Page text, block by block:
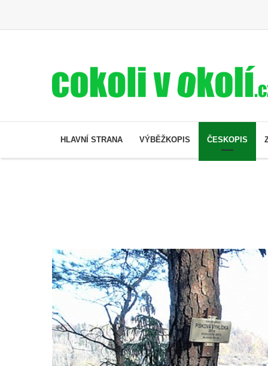
HLAVNÍ STRANA VÝBĚŽKOPIS ČESKOPIS